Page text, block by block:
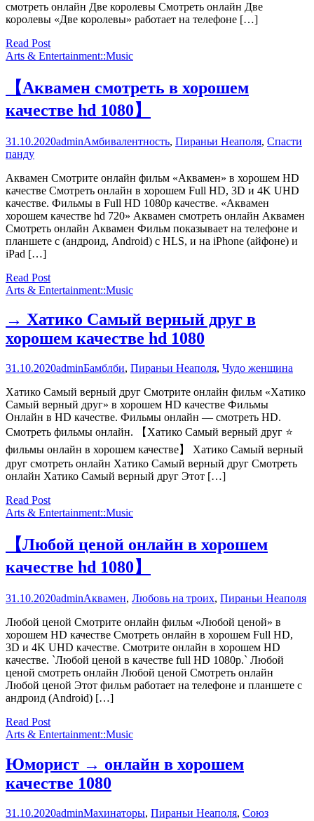
смотреть онлайн Две королевы Смотреть онлайн Две
королевы «Две королевы» работает на телефоне […]
Read Post
Arts & Entertainment::Music
【Аквамен смотреть в хорошем
качестве hd 1080】
31.10.2020adminАмбивалентность, Пираньи Неаполя, Спасти
панду
Аквамен Смотрите онлайн фильм «Аквамен» в хорошем HD
качестве Смотреть онлайн в хорошем Full HD, 3D и 4K UHD
качестве. Фильмы в Full HD 1080p качестве. «Аквамен
хорошем качестве hd 720» Аквамен смотреть онлайн Аквамен
Смотреть онлайн Аквамен Фильм показывает на телефоне и
планшете с (андроид, Android) с HLS, и на iPhone (айфоне) и
iPad […]
Read Post
Arts & Entertainment::Music
→ Хатико Самый верный друг в
хорошем качестве hd 1080
31.10.2020adminБамблби, Пираньи Неаполя, Чудо женщина
Хатико Самый верный друг Смотрите онлайн фильм «Хатико
Самый верный друг» в хорошем HD качестве Фильмы
Онлайн в HD качестве. Фильмы онлайн — смотреть HD.
Смотреть фильмы онлайн. 【Хатико Самый верный друг ⭐
фильмы онлайн в хорошем качестве】 Хатико Самый верный
друг смотреть онлайн Хатико Самый верный друг Смотреть
онлайн Хатико Самый верный друг Этот […]
Read Post
Arts & Entertainment::Music
【Любой ценой онлайн в хорошем
качестве hd 1080】
31.10.2020adminАквамен, Любовь на троих, Пираньи Неаполя
Любой ценой Смотрите онлайн фильм «Любой ценой» в
хорошем HD качестве Смотреть онлайн в хорошем Full HD,
3D и 4K UHD качестве. Смотрите онлайн в хорошем HD
качестве. `Любой ценой в качестве full HD 1080p.` Любой
ценой смотреть онлайн Любой ценой Смотреть онлайн
Любой ценой Этот фильм работает на телефоне и планшете с
андроид (Android) […]
Read Post
Arts & Entertainment::Music
Юморист → онлайн в хорошем
качестве 1080
31.10.2020adminМахинаторы, Пираньи Неаполя, Союз